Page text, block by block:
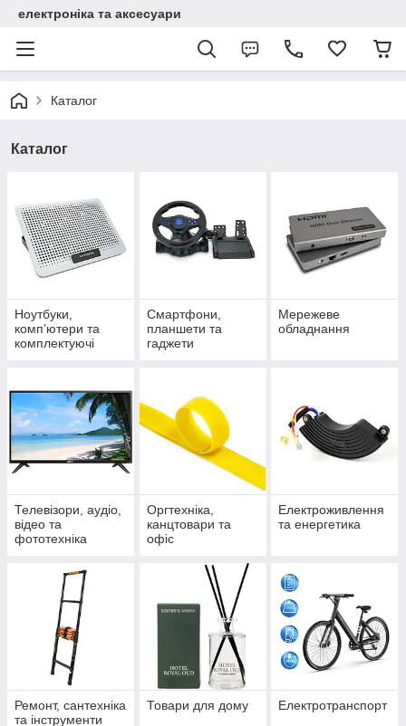
електроніка та аксесуари
Каталог
Каталог
Ноутбуки,
комп’ютери та
комплектуючі
Смартфони,
планшети та
гаджети
Мережеве
обладнання
Телевізори, аудіо,
відео та
фототехніка
Оргтехніка,
канцтовари та
офіс
Електроживлення
та енергетика
Ремонт, сантехніка
та інструменти
Товари для дому Електротранспорт